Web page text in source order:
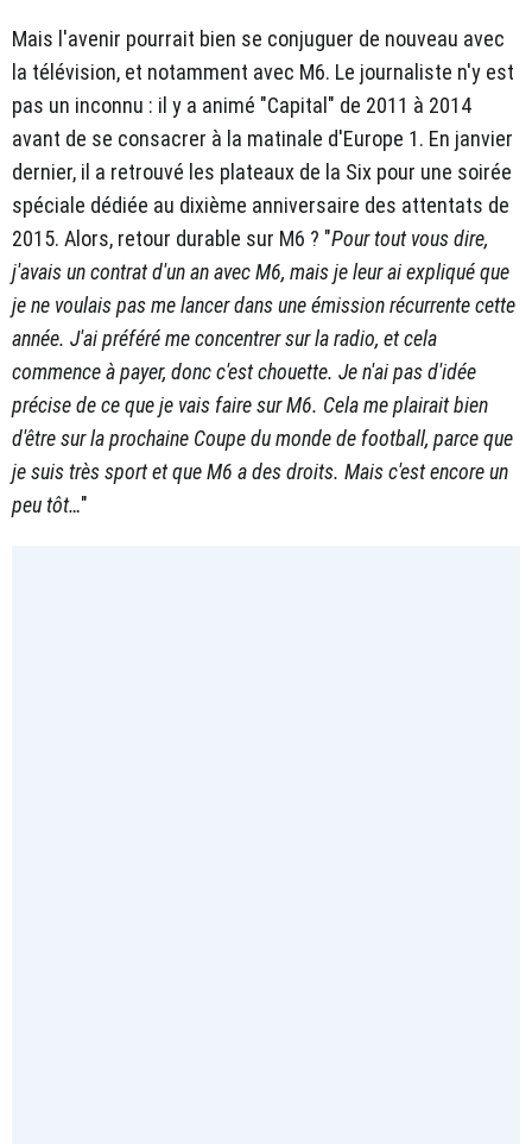
Mais l'avenir pourrait bien se conjuguer de nouveau avec
la télévision, et notamment avec M6. Le journaliste n'y est
pas un inconnu : il y a animé "Capital" de 2011 à 2014
avant de se consacrer à la matinale d'Europe 1. En janvier
dernier, il a retrouvé les plateaux de la Six pour une soirée
spéciale dédiée au dixième anniversaire des attentats de
2015. Alors, retour durable sur M6 ? "Pour tout vous dire,
j'avais un contrat d'un an avec M6, mais je leur ai expliqué que
je ne voulais pas me lancer dans une émission récurrente cette
année. J'ai préféré me concentrer sur la radio, et cela
commence à payer, donc c'est chouette. Je n'ai pas d'idée
précise de ce que je vais faire sur M6. Cela me plairait bien
d'être sur la prochaine Coupe du monde de football, parce que
je suis très sport et que M6 a des droits. Mais c'est encore un
peu tôt…"